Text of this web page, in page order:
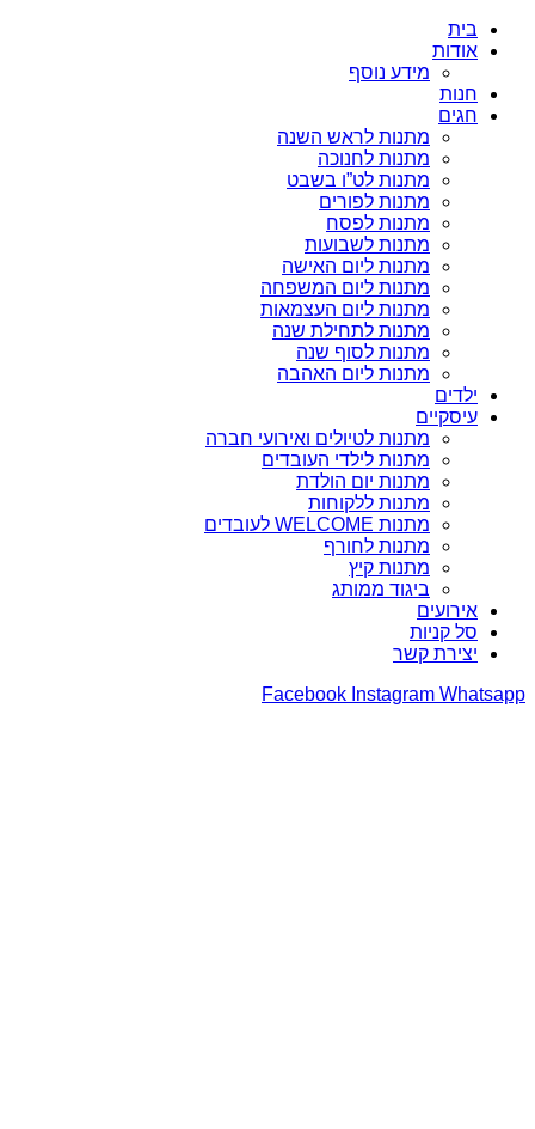
בית
אודות
מידע נוסף
חנות
חגים
מתנות לראש השנה
מתנות לחנוכה
מתנות לט”ו בשבט
מתנות לפורים
מתנות לפסח
מתנות לשבועות
מתנות ליום האישה
מתנות ליום המשפחה
מתנות ליום העצמאות
מתנות לתחילת שנה
מתנות לסוף שנה
מתנות ליום האהבה
ילדים
עיסקיים
מתנות לטיולים ואירועי חברה
מתנות לילדי העובדים
מתנות יום הולדת
מתנות ללקוחות
מתנות WELCOME לעובדים
מתנות לחורף
מתנות קיץ
ביגוד ממותג
אירועים
סל קניות
יצירת קשר
Facebook Instagram Whatsapp